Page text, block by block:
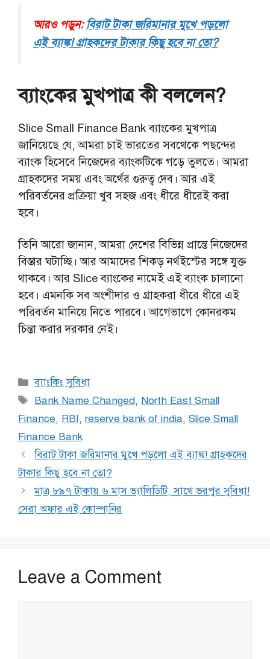
আরও পড়ুন:বিরাট টাকা জরিমানার মুখে পড়লো
এই ব্যাঙ্ক! গ্রাহকদের টাকার কিছু হবে না তো?
ব্যাংকের মুখপাত্র কী বললেন?
Slice Small Finance Bank ব্যাংকের মুখপাত্র
জানিয়েছে যে, আমরা চাই ভারতের সবথেকে পছন্দের
ব্যাংক হিসেবে নিজেদের ব্যাংকটিকে গড়ে তুলতে। আমরা
গ্রাহকদের সময় এবং অর্থের গুরুত্ব দেব। আর এই
পরিবর্তনের প্রক্রিয়া খুব সহজ এবং ধীরে ধীরেই করা
হবে।
তিনি আরো জানান, আমরা দেশের বিভিন্ন প্রান্তে নিজেদের
বিস্তার ঘটাচ্ছি। আর আমাদের শিকড় নর্থইস্টের সঙ্গে যুক্ত
থাকবে। আর Slice ব্যাংকের নামেই এই ব্যাংক চালানো
হবে। এমনকি সব অংশীদার ও গ্রাহকরা ধীরে ধীরে এই
পরিবর্তন মানিয়ে নিতে পারবে। আগেভাগে কোনরকম
চিন্তা করার দরকার নেই।
Categories
ব্যাংকিং সুবিধা
Tags
Bank Name Changed, North East Small
Finance, RBI, reserve bank of india, Slice Small
Finance Bank
বিরাট টাকা জরিমানার মুখে পড়লো এই ব্যাঙ্ক! গ্রাহকদের
টাকার কিছু হবে না তো?
মাত্র ৮৯৭ টাকায় ৬ মাস ভ্যালিডিটি, সাথে ভরপুর সুবিধা!
সেরা অফার এই কোম্পানির
Leave a Comment